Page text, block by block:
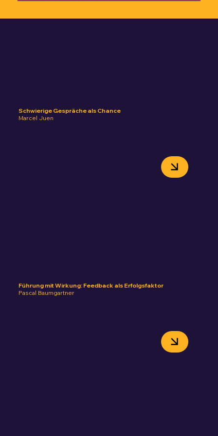
Schwierige Gespräche als Chance
Marcel Juen
Führung mit Wirkung: Feedback als Erfolgsfaktor
Pascal Baumgartner